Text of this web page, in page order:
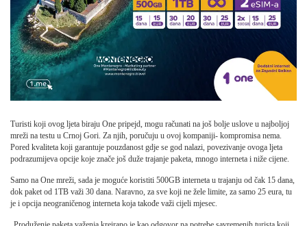
Turisti koji ovog ljeta biraju One pripejd, mogu računati na još bolje uslove u najboljoj
mreži na testu u Crnoj Gori. Za njih, poručuju u ovoj kompaniji- kompromisa nema.
Pored kvaliteta koji garantuje pouzdanost gdje se god nalazi, povezivanje ovoga ljeta
podrazumijeva opcije koje znače još duže trajanje paketa, mnogo interneta i niže cijene.
Samo na One mreži, sada je moguće koristiti 500GB interneta u trajanju od čak 15 dana,
dok paket od 1TB važi 30 dana. Naravno, za sve koji ne žele limite, za samo 25 eura, tu
je i opcija neograničenog interneta koja takođe važi cijeli mjesec.